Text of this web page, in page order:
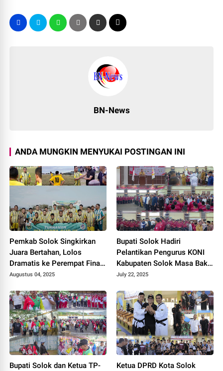
BN-News
ANDA MUNGKIN MENYUKAI POSTINGAN INI
Pemkab Solok Singkirkan
Juara Bertahan, Lolos
Dramatis ke Perempat Final
Piala Wali Kota Padang
Augustus 04, 2025
Bupati Solok Hadiri
Pelantikan Pengurus KONI
Kabupaten Solok Masa Bakti
2025–2029.
July 22, 2025
Bupati Solok dan Ketua TP-
Ketua DPRD Kota Solok